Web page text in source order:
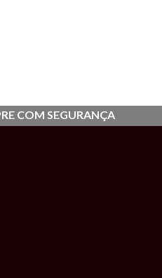
COM SEGURANÇA